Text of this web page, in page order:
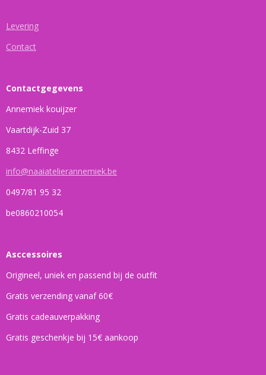
Levering
Contact
Contactgegevens
Annemiek kouijzer
Vaartdijk-Zuid 37
8432 Leffinge
info@naaiatelierannemiek.be
0497/81 95 32
be0860210054
Asccessoires
Origineel, uniek en passend bij de outfit
Gratis verzending vanaf 60€
Gratis cadeauverpakking
Gratis geschenkje bij 15€ aankoop